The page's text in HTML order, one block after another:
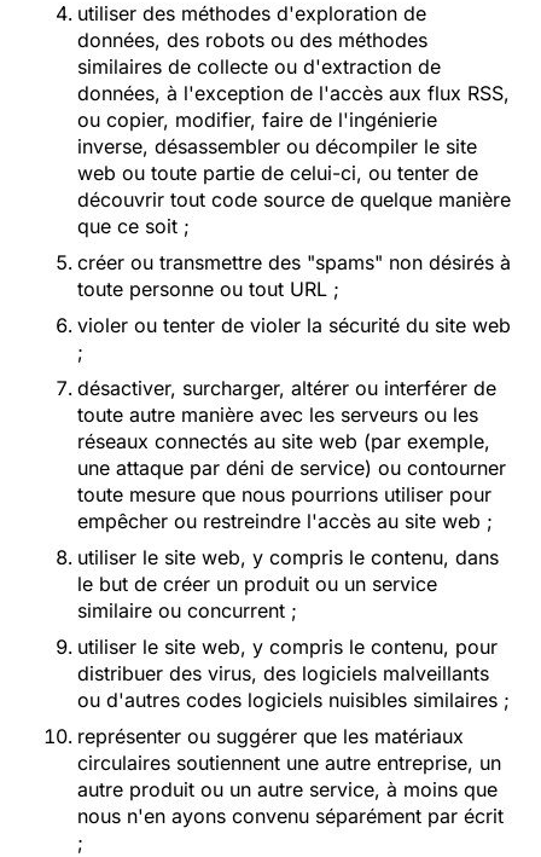
utiliser des méthodes d'exploration de
données, des robots ou des méthodes
similaires de collecte ou d'extraction de
données, à l'exception de l'accès aux flux RSS,
ou copier, modifier, faire de l'ingénierie
inverse, désassembler ou décompiler le site
web ou toute partie de celui-ci, ou tenter de
découvrir tout code source de quelque manière
que ce soit ;
créer ou transmettre des "spams" non désirés à
toute personne ou tout URL ;
violer ou tenter de violer la sécurité du site web
;
désactiver, surcharger, altérer ou interférer de
toute autre manière avec les serveurs ou les
réseaux connectés au site web (par exemple,
une attaque par déni de service) ou contourner
toute mesure que nous pourrions utiliser pour
empêcher ou restreindre l'accès au site web ;
utiliser le site web, y compris le contenu, dans
le but de créer un produit ou un service
similaire ou concurrent ;
utiliser le site web, y compris le contenu, pour
distribuer des virus, des logiciels malveillants
ou d'autres codes logiciels nuisibles similaires ;
représenter ou suggérer que les matériaux
circulaires soutiennent une autre entreprise, un
autre produit ou un autre service, à moins que
nous n'en ayons convenu séparément par écrit
;